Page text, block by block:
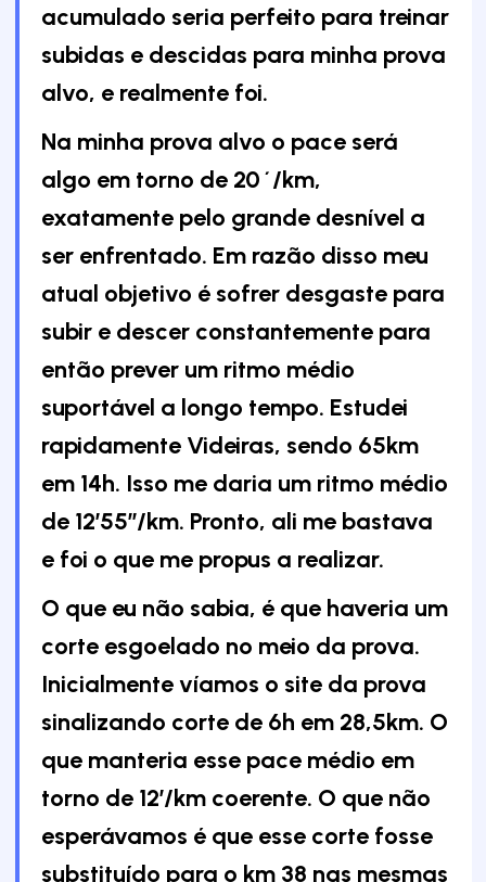
acumulado seria perfeito para treinar
subidas e descidas para minha prova
alvo, e realmente foi.
Na minha prova alvo o pace será
algo em torno de 20´/km,
exatamente pelo grande desnível a
ser enfrentado. Em razão disso meu
atual objetivo é sofrer desgaste para
subir e descer constantemente para
então prever um ritmo médio
suportável a longo tempo. Estudei
rapidamente Videiras, sendo 65km
em 14h. Isso me daria um ritmo médio
de 12’55’’/km. Pronto, ali me bastava
e foi o que me propus a realizar.
O que eu não sabia, é que haveria um
corte esgoelado no meio da prova.
Inicialmente víamos o site da prova
sinalizando corte de 6h em 28,5km. O
que manteria esse pace médio em
torno de 12’/km coerente. O que não
esperávamos é que esse corte fosse
substituído para o km 38 nas mesmas